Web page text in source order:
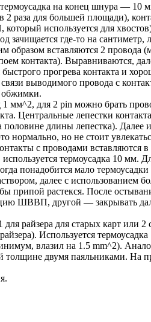
на конец шнура — 10
для большей площади),
используется для
где-то на сантиметр,
образом вставляются 2
контакта). Выравниваются,
прогрева контакта и
выводимого провода с
обжимки.
для 2 pin можно брать
Центральные лепестки
длины лепестка).
но не стоит
с проводами
термоусадка 10 мм.
понадобится мало
далее с использованием
припой растекся. После
ШВВП, другой — закрывать
райзера для старых карт или 2
Используется
влазил на 1.5 mm^2).
двумя паяльниками. На